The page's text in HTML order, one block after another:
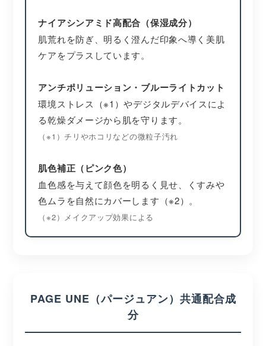
ナイアシンアミド高配合（保湿成分）
肌荒れを防ぎ、明るく澄んだ印象へ導く美肌
ケアをプラスしています。
アンチポリューション・ブルーライトカット
環境ストレス（※1）やデジタルデバイスによ
る乾燥ダメージから肌を守ります。
（※1）チリやホコリなどの微粒子汚れ
肌色補正（ピンク色）
血色感を与えて顔色を明るく見せ、くすみや
色ムラを自然にカバーします（※2）。
（※2）メイクアップ効果による
PAGE UNE（パージュアン）共通配合成
分